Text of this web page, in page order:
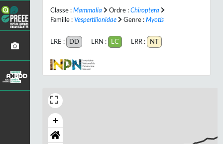
Classe : Mammalia Ordre : Chiroptera
Famille : Vespertilionidae Genre : Myotis
LRE : DD LRN : LC LRR : NT
+